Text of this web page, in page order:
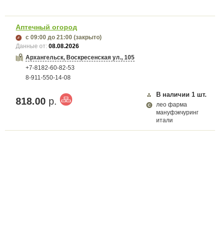
Аптечный огород
с 09:00 до 21:00 (закрыто)
Данные от:08.08.2026
Архангельск, Воскресенская ул., 105
+7-8182-60-82-53
8-911-550-14-08
818.00 р.
В наличии 1 шт.
лео фарма
мануфэкчуринг
итали